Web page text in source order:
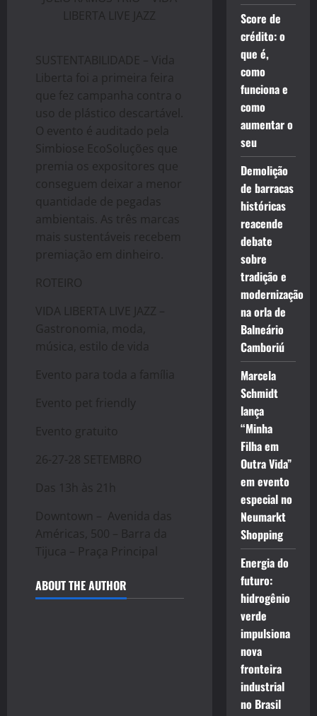
LIBERTA LIVE JAZZ
SUSTENTABILIDADE – Vida
Liberta foi a primeira feira
que fez campanha contra o
uso de plástico descartável.
O evento é auditado pela
Simbiose EcoSoluções que
premia os expositores que
conseguem deixar a menor
quantidade de pegadas
ambientais. As três marcas
mais sustentáveis recebem
premiação em dinheiro.
ROTEIRO
VIDA LIBERTA LIVE JAZZ –
Gastronomia, moda,
música, estilo de vida
Evento para toda a família
Evento pet friendly
Evento gratuito
26-27-28 SETEMBRO
Das 13h às 21h
Downtown – Avenida das
Américas, 500 – Barra da
Tijuca – Praça Principal
ABOUT THE AUTHOR
Score de
crédito: o
que é,
como
funciona e
como
aumentar o
seu
Demolição
de barracas
históricas
reacende
debate
sobre
tradição e
modernização
na orla de
Balneário
Camboriú
Marcela
Schmidt
lança
“Minha
Filha em
Outra Vida”
em evento
especial no
Neumarkt
Shopping
Energia do
futuro:
hidrogênio
verde
impulsiona
nova
fronteira
industrial
no Brasil